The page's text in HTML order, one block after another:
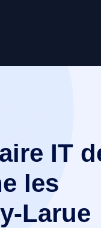
IT
les
Larue